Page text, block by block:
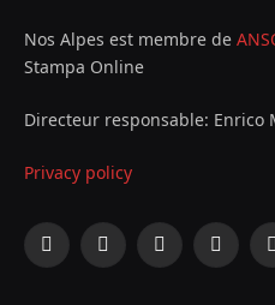
Nos Alpes est membre de
Stampa Online
Directeur responsable: Enrico
Privacy policy
Facebook
X
InstagramYouTube